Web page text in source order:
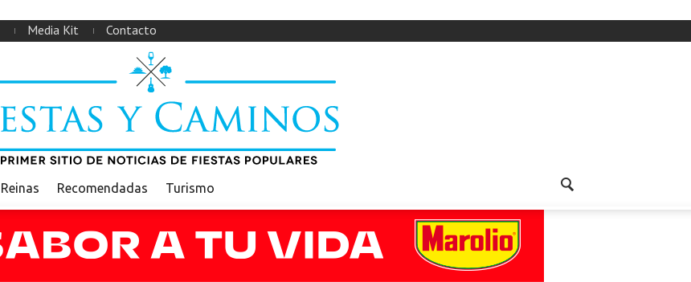
Media Kit Contacto
Reinas Recomendadas Turismo